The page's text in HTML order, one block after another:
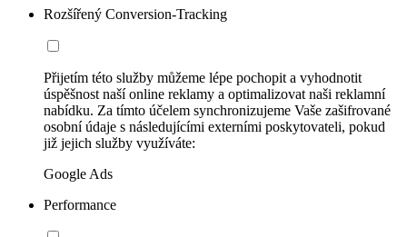
Rozšířený Conversion-Tracking
Přijetím této služby můžeme lépe pochopit a vyhodnotit
úspěšnost naší online reklamy a optimalizovat naši reklamní
nabídku. Za tímto účelem synchronizujeme Vaše zašifrované
osobní údaje s následujícími externími poskytovateli, pokud
již jejich služby využíváte:
Google Ads
Performance